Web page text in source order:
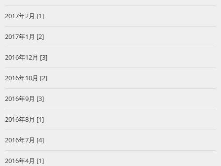
2017年2月 [1]
2017年1月 [2]
2016年12月 [3]
2016年10月 [2]
2016年9月 [3]
2016年8月 [1]
2016年7月 [4]
2016年4月 [1]